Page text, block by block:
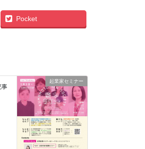
Pocket
起業家セミナー
事